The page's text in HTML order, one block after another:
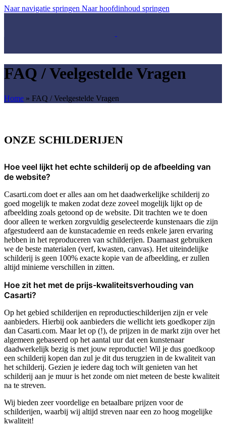
Naar navigatie springen Naar hoofdinhoud springen
FAQ / Veelgestelde Vragen
Home » FAQ / Veelgestelde Vragen
ONZE SCHILDERIJEN
Hoe veel lijkt het echte schilderij op de afbeelding van
de website?
Casarti.com doet er alles aan om het daadwerkelijke schilderij zo
goed mogelijk te maken zodat deze zoveel mogelijk lijkt op de
afbeelding zoals getoond op de website. Dit trachten we te doen
door alleen te werken zorgvuldig geselecteerde kunstenaars die zijn
afgestudeerd aan de kunstacademie en reeds enkele jaren ervaring
hebben in het reproduceren van schilderijen. Daarnaast gebruiken
we de beste materialen (verf, kwasten, canvas). Het uiteindelijke
schilderij is geen 100% exacte kopie van de afbeelding, er zullen
altijd minieme verschillen in zitten.
Hoe zit het met de prijs-kwaliteitsverhouding van
Casarti?
Op het gebied schilderijen en reproductieschilderijen zijn er vele
aanbieders. Hierbij ook aanbieders die wellicht iets goedkoper zijn
dan Casarti.com. Maar let op (!), de prijzen in de markt zijn over het
algemeen gebaseerd op het aantal uur dat een kunstenaar
daadwerkelijk bezig is met jouw reproductie! Wil je dus goedkoop
een schilderij kopen dan zul je dit dus terugzien in de kwaliteit van
het schilderij. Gezien je iedere dag toch wilt genieten van het
schilderij aan je muur is het zonde om niet meteen de beste kwaliteit
na te streven.
Wij bieden zeer voordelige en betaalbare prijzen voor de
schilderijen, waarbij wij altijd streven naar een zo hoog mogelijke
kwaliteit!